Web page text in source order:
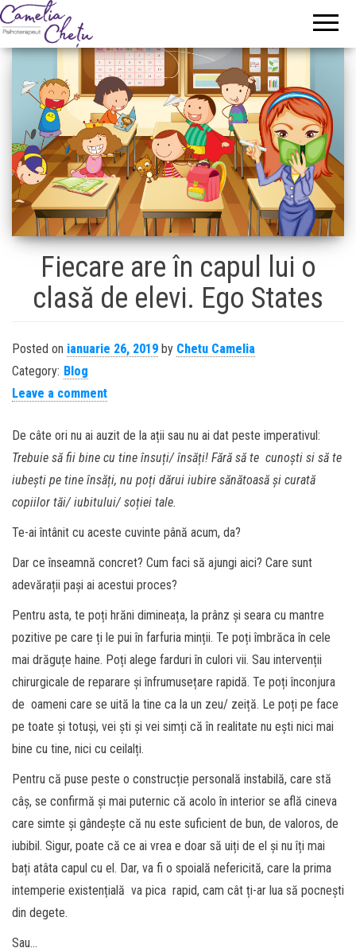
Fiecare are în capul lui o
clasă de elevi. Ego States
Posted on ianuarie 26, 2019 by Chetu Camelia
Category: Blog
Leave a comment
De câte ori nu ai auzit de la ații sau nu ai dat peste imperativul:
Trebuie să fii bine cu tine însuți/ însăți! Fără să te cunoști si să te
iubești pe tine însăți, nu poți dărui iubire sănătoasă și curată
copiilor tăi/ iubitului/ soției tale.
Te-ai întânit cu aceste cuvinte până acum, da?
Dar ce înseamnă concret? Cum faci să ajungi aici? Care sunt
adevărații pași ai acestui proces?
Pentru asta, te poți hrăni dimineața, la prânz și seara cu mantre
pozitive pe care ți le pui în farfuria minții. Te poți îmbrăca în cele
mai drăguțe haine. Poți alege farduri în culori vii. Sau intervenții
chirurgicale de reparare și înfrumusețare rapidă. Te poți înconjura
de oameni care se uită la tine ca la un zeu/ zeiță. Le poți pe face
pe toate și totuși, vei ști și vei simți că în realitate nu ești nici mai
bine cu tine, nici cu ceilalți.
Pentru că puse peste o construcție personală instabilă, care stă
câș, se confirmă și mai puternic că acolo în interior se află cineva
care simte și gândește că nu este suficient de bun, de valoros, de
iubibil. Sigur, poate că ce ai vrea e doar să uiți de el și nu îți mai
bați atâta capul cu el. Dar, va fi o spoială nefericită, care la prima
intemperie existențială va pica rapid, cam cât ți-ar lua să pocnești
din degete.
Sau…